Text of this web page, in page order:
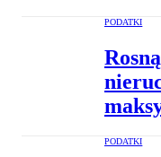
PODATKI
PODATKI